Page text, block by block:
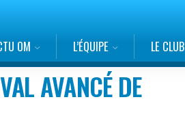
OM L’ÉQUIPE LE CLUB
AVANCÉ DE